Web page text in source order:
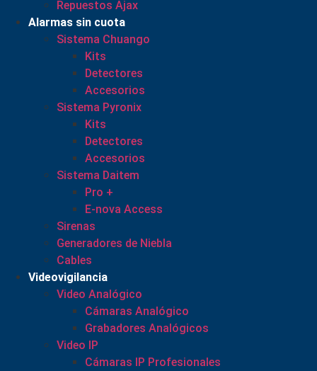
Repuestos Ajax
Alarmas sin cuota
Sistema Chuango
Kits
Detectores
Accesorios
Sistema Pyronix
Kits
Detectores
Accesorios
Sistema Daitem
Pro +
E-nova Access
Sirenas
Generadores de Niebla
Cables
Videovigilancia
Video Analógico
Cámaras Analógico
Grabadores Analógicos
Video IP
Cámaras IP Profesionales